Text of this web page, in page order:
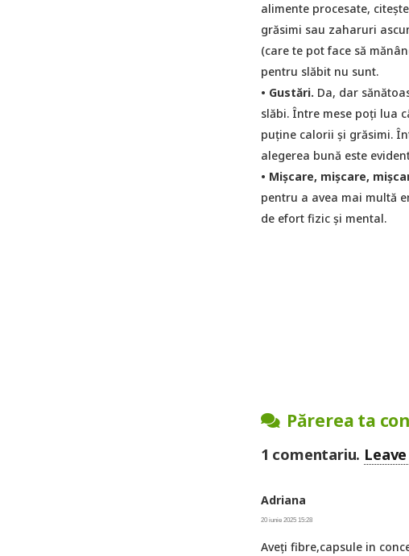
alimente procesate,
grăsimi sau zaharuri
(care te pot face să
pentru slăbit nu sunt.
• Gustări. Da, dar
slăbi. Între mese poți lua
puține calorii și grăsimi.
alegerea bună este
• Mișcare, mişcare,
pentru a avea mai multă
de efort fizic și mental.
Părerea ta
1 comentariu.
Adriana
20 iunie 2025 15:28
Aveți fibre,capsule in